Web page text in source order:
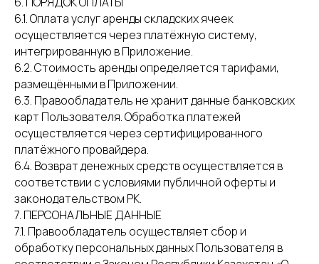
6.1. Оплата услуг аренды складских ячеек
осуществляется через платёжную систему,
интегрированную в Приложение.
6.2. Стоимость аренды определяется тарифами,
размещёнными в Приложении.
6.3. Правообладатель не хранит данные банковских
карт Пользователя. Обработка платежей
осуществляется через сертифицированного
платёжного провайдера.
6.4. Возврат денежных средств осуществляется в
соответствии с условиями публичной оферты и
законодательством РК.
7. ПЕРСОНАЛЬНЫЕ ДАННЫЕ
7.1. Правообладатель осуществляет сбор и
обработку персональных данных Пользователя в